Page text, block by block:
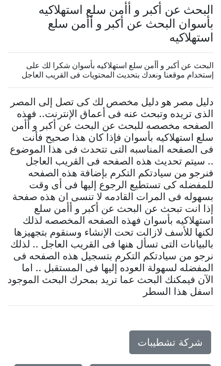
البحث عن أكبر و أأمن سلع استهلاكيه
بأسوان البحث عن أكبر و أأمن سلع
استهلاكيه
البحث عن أكبر و أأمن سلع استهلاكيه بأسوان شكرا لك على
إستخدام موقعنا ونعدك بتحديث المحتويات فى القريب العاجل
دليل مصر هو دليل مخصص لك كى تصل إلى المصر
الذى تريده وتبحث عنه فى أعماق الإنترنت.. فهذه
الصفحه مخصصه للبحث عن البحث عن أكبر و أأمن
سلع استهلاكيه بأسوان فإذا كان هذا صحيح فأنت
فى الصفحه المناسبه التى تتحدث فى هذا الموضوع
.. سيتم تحديث هذه الصفحه فى القريب العاجل
فنرجو من سيادتكم التكرم بإضافة هذه الصفحه
للمفضله كى تستطيع الرجوع إليها فى أى وقت
بسهوله فى المرات القادمه لا تنسى ان هذه صفحة
إذا انت تبحث عن البحث عن أكبر و أأمن سلع
استهلاكيه بأسوان فهذه الصفحه المخصصه لذلك
لكنها للأسف لازالت تحت الإنشاء وسنقوم بتجهيزها
بالبيانات التى تسأل هنها فى القريب العاجل .. لذلك
نرجو من سيادتكم التكرم بتسجيل هذه الصفحه فى
المفضله لسهولة العوده إليها فى المستقبل .. اما
الآن فيمكنك البحث عما تريد بمحرك البحث الموجود
اسفل هذا السطر
شركة تشطيبات